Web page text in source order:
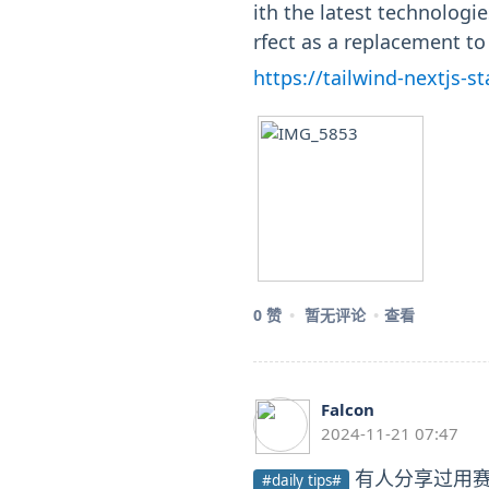
ith the latest
rfect as a replacement
https://tailwind-nextjs-
0 赞 暂无评论 查看
Falcon
2024-11-21 07:47
#daily tips# 有人分享过用